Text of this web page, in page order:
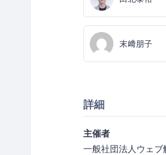
末﨑朋子
詳細
主催者
一般社団法人ウェ